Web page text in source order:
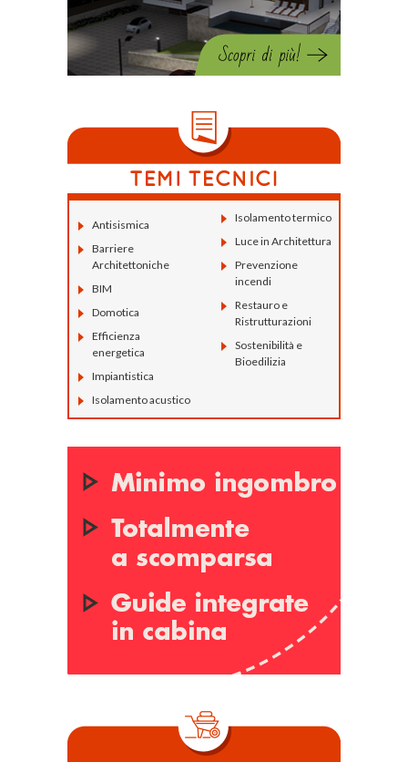
Antisismica
Barriere
Architettoniche
BIM
Domotica
Efficienza
energetica
Impiantistica
Isolamento acustico
Isolamento termico
Luce in Architettura
Prevenzione
incendi
Restauro e
Ristrutturazioni
Sostenibilità e
Bioedilizia